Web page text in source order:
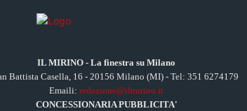
IL MIRINO - La finestra su Milano
Battista Casella, 16 - 20156 Milano (MI) - Tel: 351 6274179
Emaili:redazione@ilmirino.it
CONCESSIONARIA PUBBLICITA'